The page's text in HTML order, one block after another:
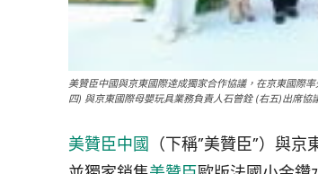
美贊臣中國與京東國際逹成獨家合作協議，在京東國際
四) 與京東國際母嬰玩具業務負責人石曾銓 (右五)出席
美贊臣中國 （下稱”美贊臣”）與